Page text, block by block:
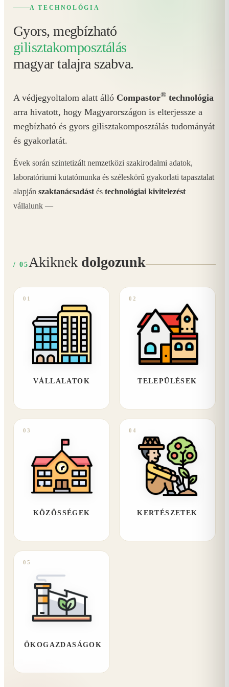
A TECHNOLÓGIA
Gyors, megbízható
gilisztakomposztálás
magyar talajra szabva.
A védjegyoltalom alatt álló Compastor® technológia
arra hivatott, hogy Magyarországon is elterjessze a
megbízható és gyors gilisztakomposztálás tudományát
és gyakorlatát.
Évek során szintetizált nemzetközi szakirodalmi adatok,
laboratóriumi kutatómunka és széleskörű gyakorlati tapasztalat
alapján szaktanácsadást és technológiai kivitelezést
vállalunk —
/ 05 Akiknek dolgozunk
01
VÁLLALATOK
02
TELEPÜLÉSEK
03
KÖZÖSSÉGEK
04
KERTÉSZETEK
05
ÖKOGAZDASÁGOK